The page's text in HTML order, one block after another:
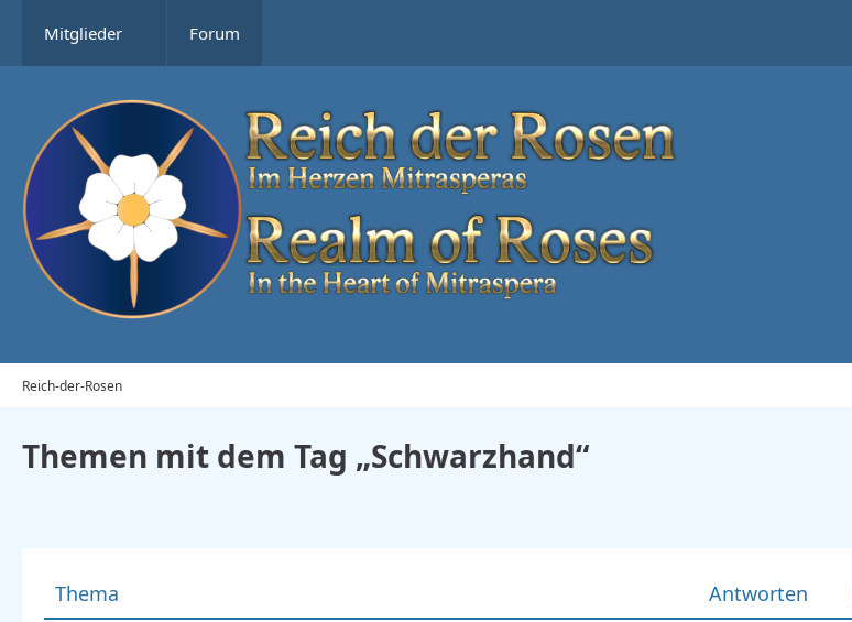
Mitglieder Forum
Reich-der-Rosen
Themen mit dem Tag „Schwarzhand“
Thema Antworten